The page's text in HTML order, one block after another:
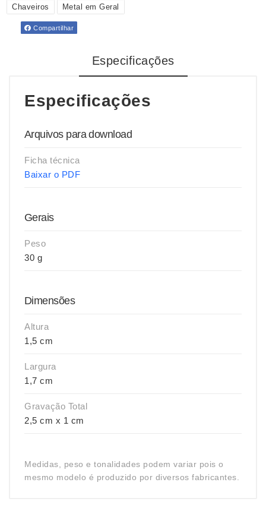
Chaveiros Metal em Geral
Compartilhar
Especificações
Especificações
Arquivos para download
Ficha técnica
Baixar o PDF
Gerais
Peso
30 g
Dimensões
Altura
1,5 cm
Largura
1,7 cm
Gravação Total
2,5 cm x 1 cm
Medidas, peso e tonalidades podem variar pois o
mesmo modelo é produzido por diversos fabricantes.